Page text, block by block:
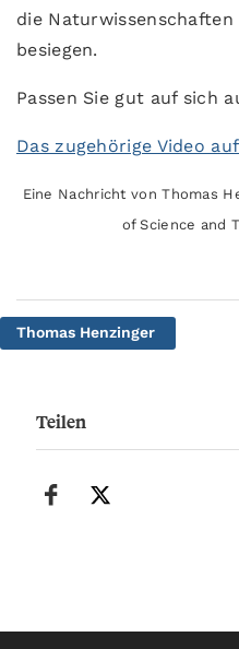
die Naturwissenschaften
besiegen.
Passen Sie gut auf sich
Das zugehörige Video
Eine Nachricht von Thomas
of Science and
Thomas Henzinger
Teilen